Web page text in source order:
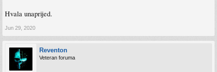
Hvala unaprijed.
Jun 29, 2020
Reventon
Veteran foruma